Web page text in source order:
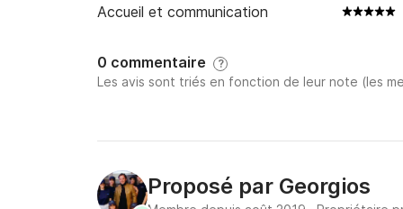
Accueil et communication
0 commentaire ?
Les avis sont triés en fonction de leur note (les
Proposé par Georgios